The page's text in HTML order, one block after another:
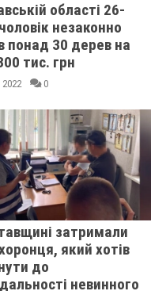
області 26-
незаконно
понад 30 дерев на
тис. грн
0
затримали
який хотів
до
невинного